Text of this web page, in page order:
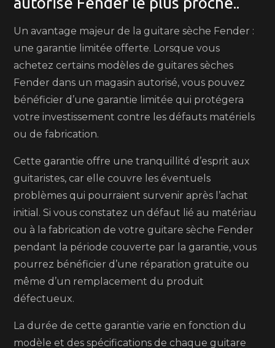
Un avantage majeur de la guitare sèche Fender :
une garantie limitée offerte. Lorsque vous
achetez certains modèles de guitares sèches
Fender dans un magasin autorisé, vous pouvez
bénéficier d’une garantie limitée qui protégera
votre investissement contre les défauts matériels
ou de fabrication.
Cette garantie offre une tranquillité d’esprit aux
guitaristes, car elle couvre les éventuels
problèmes qui pourraient survenir après l’achat
initial. Si vous constatez un défaut lié au matériau
ou à la fabrication de votre guitare sèche Fender
pendant la période couverte par la garantie, vous
pourrez bénéficier d’une réparation gratuite ou
même d’un remplacement du produit
défectueux.
La durée de cette garantie varie en fonction du
modèle et des spécifications de chaque guitare